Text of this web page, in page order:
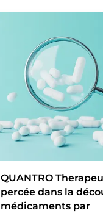
QUANTRO
percée dans la
médicaments par